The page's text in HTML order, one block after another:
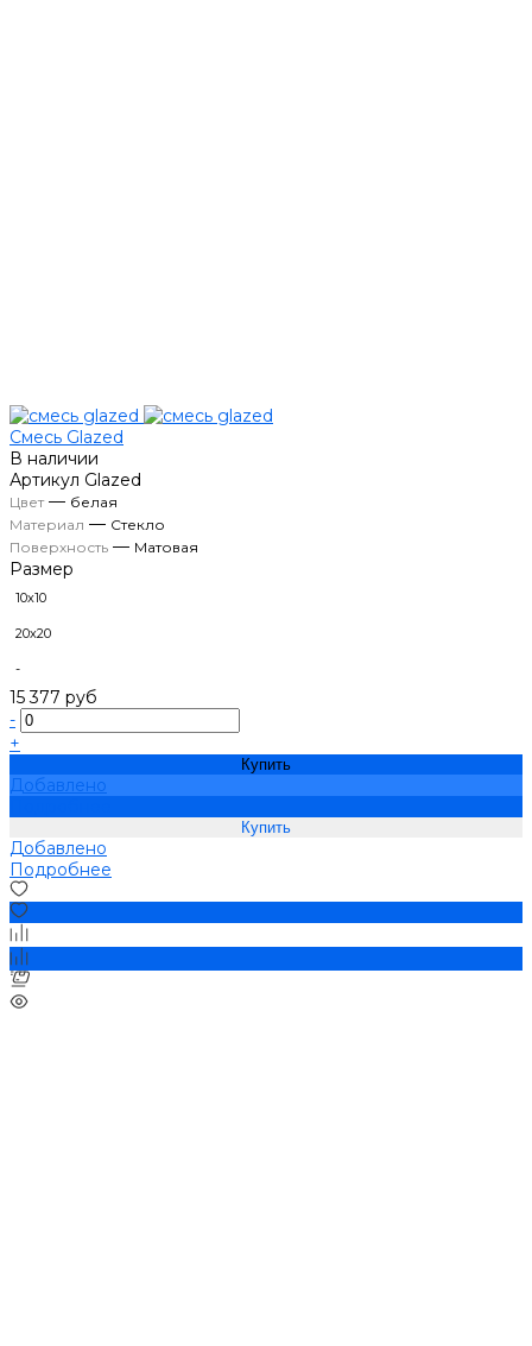
Смесь Glazed
В наличии
Артикул Glazed
Цвет— белая
Материал — Стекло
Поверхность — Матовая
Размер
10х10
20х20
-
15 377 руб
-
+
Купить
Добавлено
Добавлено
Подробнее